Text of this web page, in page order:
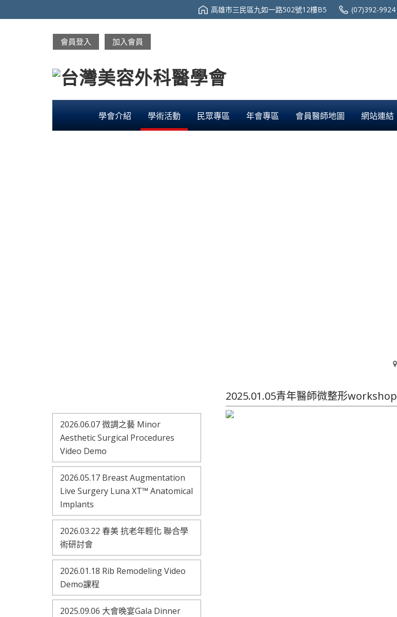
高雄市三民區九如一路502號12樓B5 (07)392-9924
會員登入 加入會員
學會介紹 學術活動 民眾專區 年會專區 會員醫師地圖 網站連結
2026.06.07 微調之藝 Minor
Aesthetic Surgical Procedures
Video Demo
2026.05.17 Breast Augmentation
Live Surgery Luna XT™ Anatomical
Implants
2026.03.22 春美 抗老年輕化 聯合學
術研討會
2026.01.18 Rib Remodeling Video
Demo課程
2025.09.06 大會晚宴Gala Dinner
2025.01.05青年醫師微整形workshop